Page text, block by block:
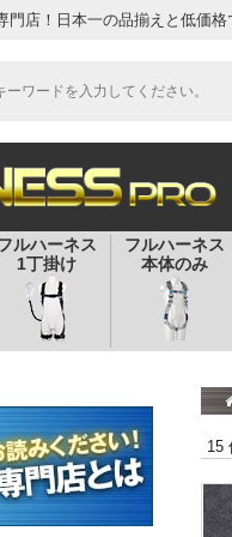
門店！日本一の品揃えと低価
ルハーネス
1丁掛け
フルハーネス
本体のみ
15